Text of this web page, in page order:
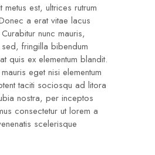
metus est, ultrices rutrum
a erat vitae lacus
nunc mauris,
fringilla bibendum
quis ex elementum blandit.
eget nisi elementum
taciti sociosqu ad litora
nostra, per inceptos
consectetur ut lorem a
scelerisque